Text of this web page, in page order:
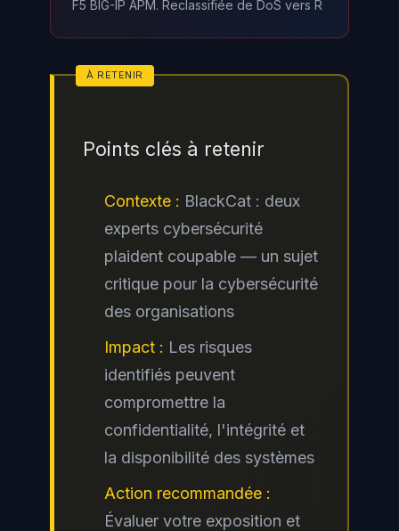
ces deux individus concerne des
faits antérieurs à la dissolution du
groupe, mais illustre la persistance
F5 BIG-IP APM. Reclassifiée de DoS vers R
Points clés à retenir
Contexte : BlackCat : deux
experts cybersécurité
plaident coupable — un sujet
critique pour la cybersécurité
des organisations
Impact : Les risques
identifiés peuvent
compromettre la
confidentialité, l'intégrité et
la disponibilité des systèmes
Action recommandée :
Évaluer votre exposition et